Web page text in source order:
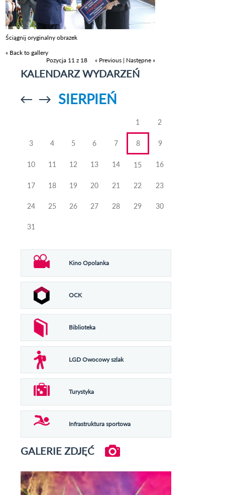
Ściągnij oryginalny obrazek
« Back to gallery
Pozycja 11 z 18
« Previous | Następne »
KALENDARZ WYDARZEŃ
Przejdź doPrzejdź do
SIERPIEŃ
1 2
3 4 5 6 7 8 9
10 11 12 13 14 15 16
17 18 19 20 21 22 23
24 25 26 27 28 29 30
31
Kino Opolanka
OCK
Biblioteka
LGD Owocowy szlak
Turystyka
Infrastruktura sportowa
GALERIE ZDJĘĆ